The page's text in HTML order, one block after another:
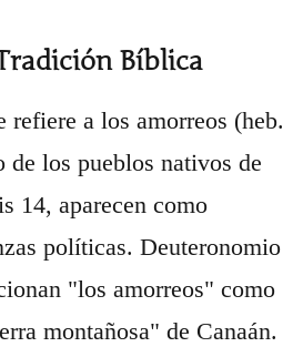
Bíblica
refiere a los amorreos (heb.
de los pueblos nativos de
14, aparecen como
políticas. Deuteronomio
"los amorreos" como
montañosa" de Canaán.